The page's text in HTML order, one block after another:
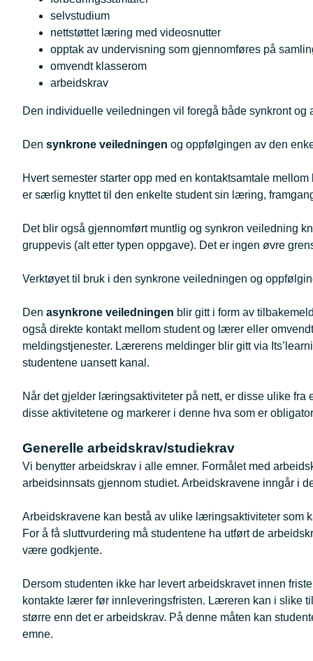
selvstudium
nettstøttet læring med videosnutter
opptak av undervisning som gjennomføres på
omvendt klasserom
arbeidskrav
Den individuelle veiledningen vil foregå både synkront og
Den synkrone veiledningen og oppfølgingen av den
Hvert semester starter opp med en kontaktsamtale
er særlig knyttet til den enkelte student sin læring,
Det blir også gjennomført muntlig og synkron veiledning
gruppevis (alt etter typen oppgave). Det er ingen øvre
Verktøyet til bruk i den synkrone veiledningen og
Den asynkrone veiledningen blir gitt i form av
også direkte kontakt mellom student og lærer eller
meldingstjenester. Lærerens meldinger blir gitt via
studentene uansett kanal.
Når det gjelder læringsaktiviteter på nett, er disse ulike
disse aktivitetene og markerer i denne hva som er
Generelle arbeidskrav/studiekrav
Vi benytter arbeidskrav i alle emner. Formålet med
arbeidsinnsats gjennom studiet. Arbeidskravene inngår i
Arbeidskravene kan bestå av ulike læringsaktiviteter
For å få sluttvurdering må studentene ha utført de
være godkjente.
Dersom studenten ikke har levert arbeidskravet innen
kontakte lærer før innleveringsfristen. Læreren kan i slike
større enn det er arbeidskrav. På denne måten kan
emne.